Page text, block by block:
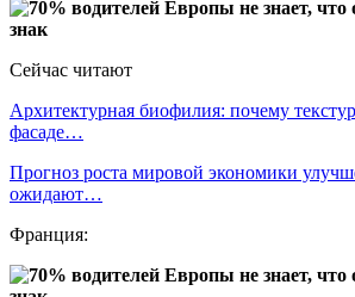
Сейчас читают
Архитектурная биофилия: почему
фасаде…
Прогноз роста мировой экономики
ожидают…
Франция: